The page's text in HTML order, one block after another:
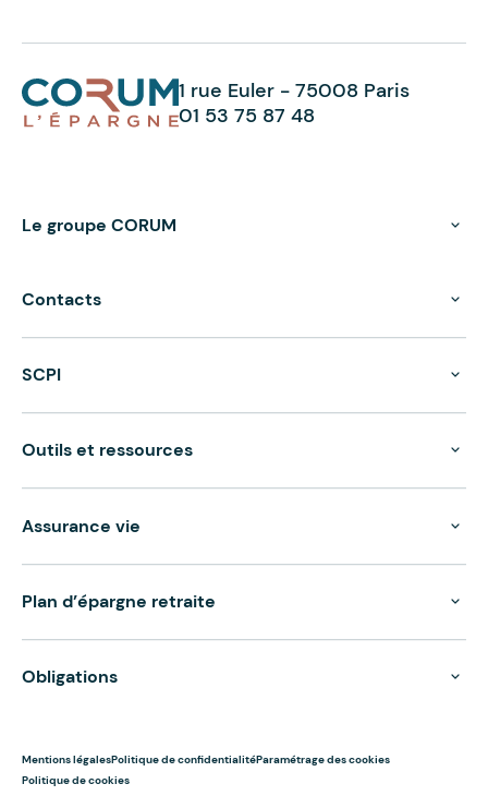
1 rue Euler - 75008 Paris
01 53 75 87 48
Le groupe CORUM
Contacts
SCPI
Outils et ressources
Assurance vie
Plan d’épargne retraite
Obligations
Mentions légalesPolitique de confidentialitéParamétrage des cookies
Politique de cookies